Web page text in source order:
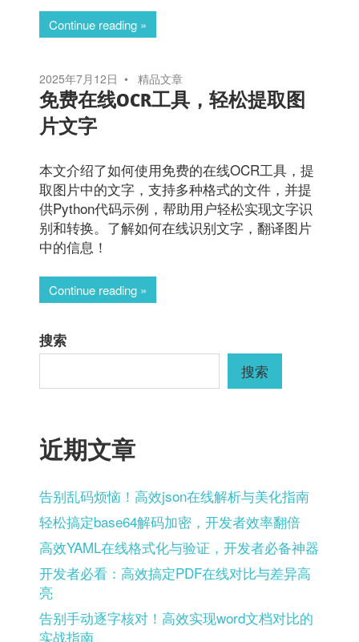
Continue reading
2025年7月12日 精品文章
免费在线OCR工具，轻松提取图
片文字
本文介绍了如何使用免费的在线OCR工具，提
取图片中的文字，支持多种格式的文件，并提
供Python代码示例，帮助用户轻松实现文字识
别和转换。了解如何在线识别文字，翻译图片
中的信息！
Continue reading
搜索
搜索
近期文章
告别乱码烦恼！高效json在线解析与美化指南
轻松搞定base64解码加密，开发者效率翻倍
高效YAML在线格式化与验证，开发者必备神器
开发者必看：高效搞定PDF在线对比与差异高
亮
告别手动逐字核对！高效实现word文档对比的
实战指南